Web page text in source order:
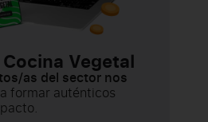
Vegetal
as del sector nos
formar auténticos